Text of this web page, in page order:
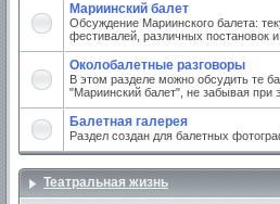
Мариинский балет
Обсуждение Мариинского балета:
фестивалей, различных постановок и
Околобалетные разговоры
В этом разделе можно обсудить те
"Мариинский балет", не забывая при
Балетная галерея
Раздел создан для балетных
Театральная жизнь